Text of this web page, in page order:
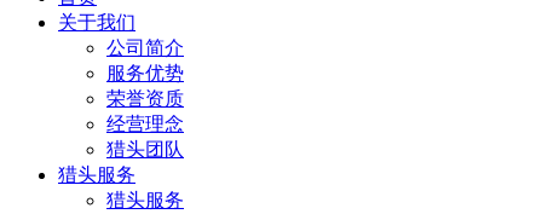
关于我们
公司简介
服务优势
荣誉资质
经营理念
猎头团队
猎头服务
猎头服务